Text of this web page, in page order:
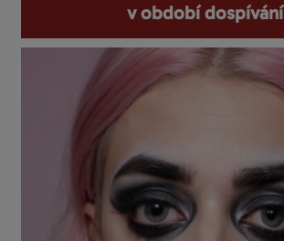
v období dospívání